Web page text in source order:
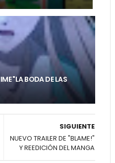
"LA BODA DE LAS
SIGUIENTE
NUEVO TRAILER DE "BLAME!"
Y REEDICIÓN DEL MANGA